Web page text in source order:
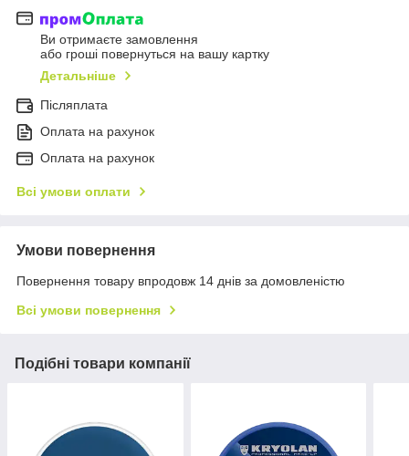
Ви отримаєте замовлення
або гроші повернуться на вашу картку
Детальніше
Післяплата
Оплата на рахунок
Оплата на рахунок
Всі умови оплати
Умови повернення
Повернення товару впродовж 14 днів за домовленістю
Всі умови повернення
Подібні товари компанії